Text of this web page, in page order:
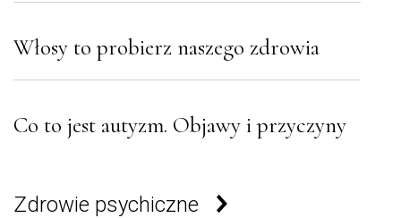
Włosy to probierz naszego zdrowia
Co to jest autyzm. Objawy i przyczyny
Zdrowie psychiczne